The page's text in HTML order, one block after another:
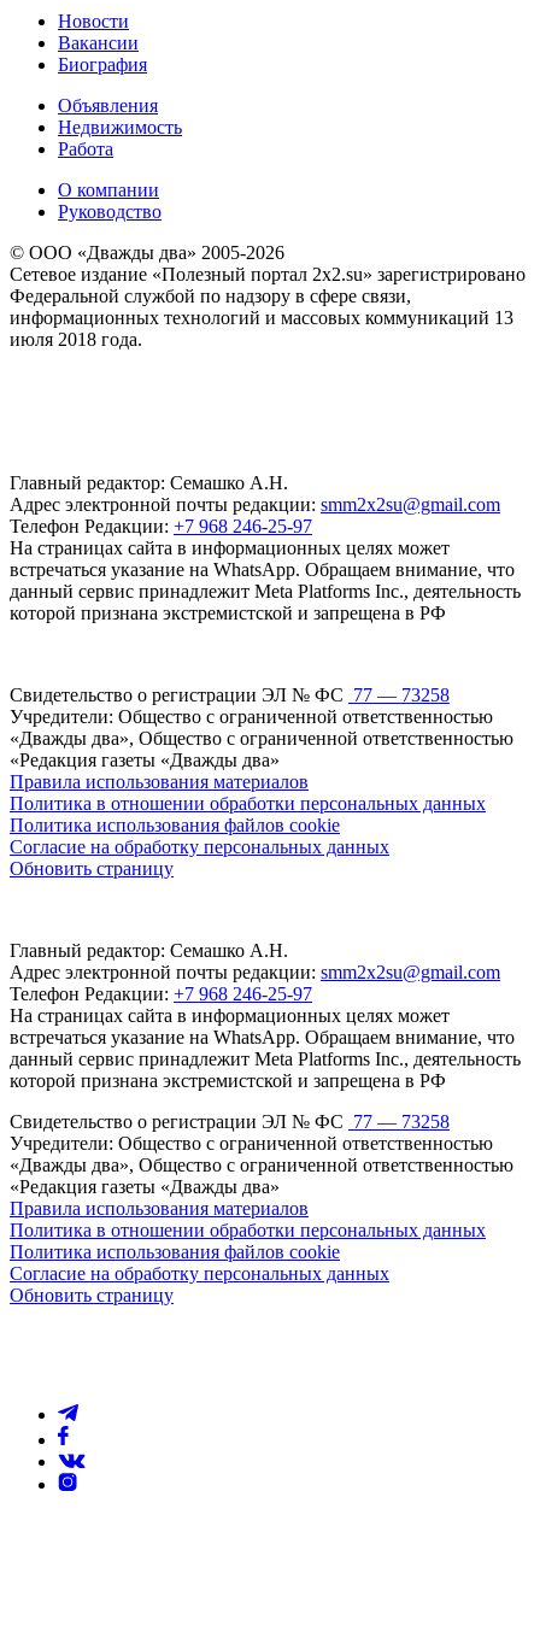
Новости
Вакансии
Биография
Объявления
Недвижимость
Работа
О компании
Руководство
© ООО «Дважды два» 2005-2026
Сетевое издание «Полезный портал 2x2.su» зарегистрировано
Федеральной службой по надзору в сфере связи,
информационных технологий и массовых коммуникаций 13
июля 2018 года.
Главный редактор: Семашко А.Н.
Адрес электронной почты редакции: smm2x2su@gmail.com
Телефон Редакции: +7 968 246-25-97
На страницах сайта в информационных целях может
встречаться указание на WhatsApp. Обращаем внимание, что
данный сервис принадлежит Meta Platforms Inc., деятельность
которой признана экстремистской и запрещена в РФ
Свидетельство о регистрации ЭЛ № ФС 77 — 73258
Учредители: Общество с ограниченной ответственностью
«Дважды два», Общество с ограниченной ответственностью
«Редакция газеты «Дважды два»
Правила использования материалов
Политика в отношении обработки персональных данных
Политика использования файлов cookie
Согласие на обработку персональных данных
Обновить страницу
Главный редактор: Семашко А.Н.
Адрес электронной почты редакции: smm2x2su@gmail.com
Телефон Редакции: +7 968 246-25-97
На страницах сайта в информационных целях может
встречаться указание на WhatsApp. Обращаем внимание, что
данный сервис принадлежит Meta Platforms Inc., деятельность
которой признана экстремистской и запрещена в РФ
Свидетельство о регистрации ЭЛ № ФС 77 — 73258
Учредители: Общество с ограниченной ответственностью
«Дважды два», Общество с ограниченной ответственностью
«Редакция газеты «Дважды два»
Правила использования материалов
Политика в отношении обработки персональных данных
Политика использования файлов cookie
Согласие на обработку персональных данных
Обновить страницу